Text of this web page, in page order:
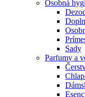
Osobná
Sady
Parfumy a